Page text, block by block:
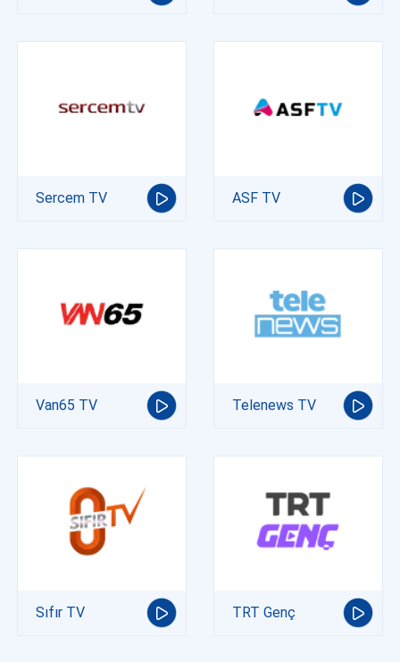
Sercem TV ASF TV
Van65 TV Telenews TV
Sıfır TV TRT Genç